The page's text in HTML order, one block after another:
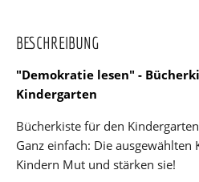
BESCHREIBUNG
"Demokratie lesen" -
Kindergarten
Bücherkiste für den
Ganz einfach: Die
Kindern Mut und stärken sie!